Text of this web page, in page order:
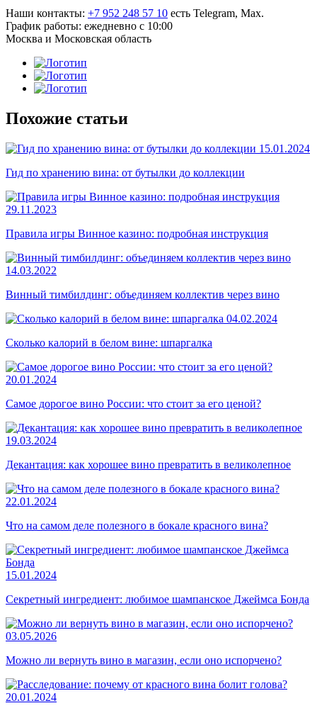
Наши контакты: +7 952 248 57 10 есть Telegram, Max.
График работы: ежедневно с 10:00
Москва и Московская область
Похожие статьи
15.01.2024
Гид по хранению вина: от бутылки до коллекции
29.11.2023
Правила игры Винное казино: подробная инструкция
14.03.2022
Винный тимбилдинг: объединяем коллектив через вино
04.02.2024
Сколько калорий в белом вине: шпаргалка
20.01.2024
Самое дорогое вино России: что стоит за его ценой?
19.03.2024
Декантация: как хорошее вино превратить в великолепное
22.01.2024
Что на самом деле полезного в бокале красного вина?
15.01.2024
Секретный ингредиент: любимое шампанское Джеймса Бонда
03.05.2026
Можно ли вернуть вино в магазин, если оно испорчено?
20.01.2024